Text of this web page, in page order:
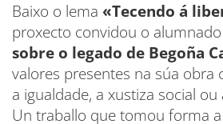
Baixo o lema «Tecendo á
proxecto convidou o
sobre o legado de Begoña
valores presentes na súa obra
a igualdade, a xustiza social
Un traballo que tomou forma